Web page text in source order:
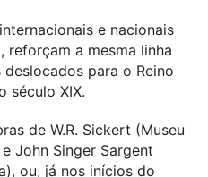
e nacionais
reforçam a mesma linha
para o Reino
século XIX.
de W.R. Sickert (Museu
John Singer Sargent
ou, já nos inícios do